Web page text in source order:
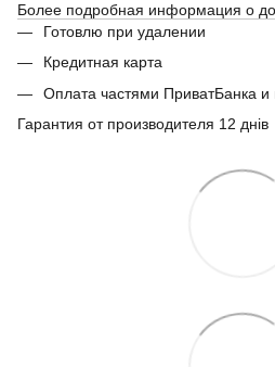
Более подробная информация о
Готовлю при удалении
Кредитная карта
Оплата частями ПриватБанка и
Гарантия от производителя 12 днів